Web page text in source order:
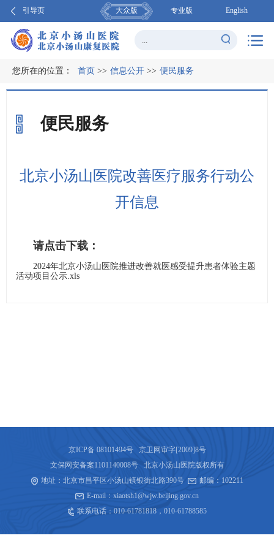
引导页 大众版 专业版 English
您所在的位置： 首页 >> 信息公开 >> 便民服务
便民服务
北京小汤山医院改善医疗服务行动公
开信息
请点击下载：
2024年北京小汤山医院推进改善就医感受提升患者体验主题
活动项目公示.xls
京ICP备 08101494号 京卫网审字[2009]8号
文保网安备案1101140008号 北京小汤山医院版权所有
地址：北京市昌平区小汤山镇银街北路390号
邮编：102211
E-mail：xiaotsh1@wjw.beijing.gov.cn
联系电话： 010-61781818， 010-61788585